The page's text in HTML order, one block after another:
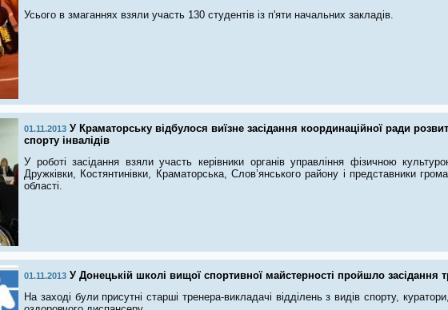
Усього в змаганнях взяли участь 130 студентів із п'яти начальних закладів.
01.11.2013 У Краматорську відбулося виїзне засідання координаційної ради
спорту інвалідів
У роботі засідання взяли участь керівники органів управління фізичною
Дружківки, Костянтинівки, Краматорська, Слов’янського району і представники
області.
01.11.2013 У Донецькій школі вищої спортивної майстерності пройшло засідання
На заході були присутні старші тренера-викладачі відділень з видів спорту,